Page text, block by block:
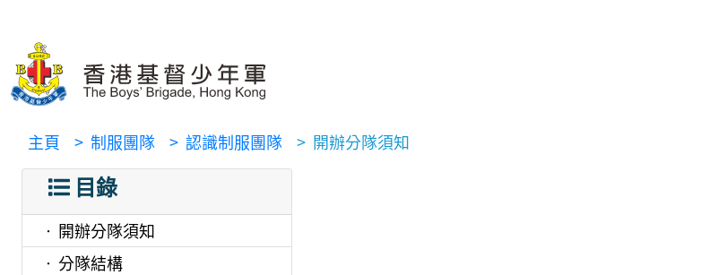
主頁 > 制服團隊 > 認識制服團隊 > 開辦分隊須知
目錄
開辦分隊須知
分隊結構